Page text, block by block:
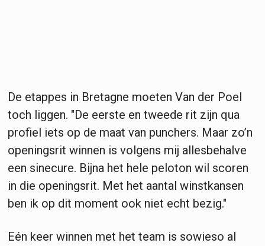
De etappes in Bretagne moeten Van der Poel
toch liggen. "De eerste en tweede rit zijn qua
profiel iets op de maat van punchers. Maar zo’n
openingsrit winnen is volgens mij allesbehalve
een sinecure. Bijna het hele peloton wil scoren
in die openingsrit. Met het aantal winstkansen
ben ik op dit moment ook niet echt bezig."
Eén keer winnen met het team is sowieso al